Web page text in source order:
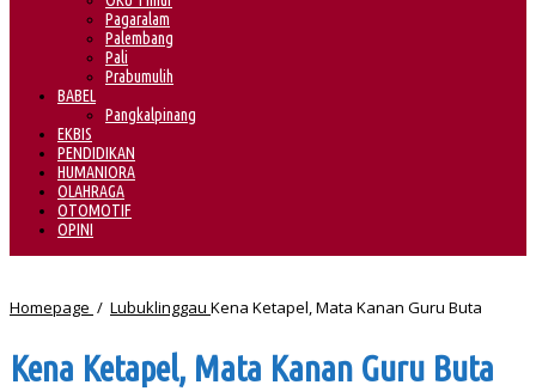
Pagaralam
Palembang
Pali
Prabumulih
BABEL
Pangkalpinang
EKBIS
PENDIDIKAN
HUMANIORA
OLAHRAGA
OTOMOTIF
OPINI
Homepage / Lubuklinggau Kena Ketapel, Mata Kanan Guru Buta
Kena Ketapel, Mata Kanan Guru Buta